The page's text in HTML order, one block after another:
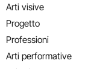
Arti visive
Progetto
Professioni
Arti performative